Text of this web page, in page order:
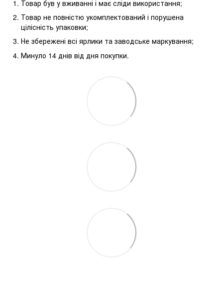
Товар був у вживанні і має сліди використання;
Товар не повністю укомплектований і порушена
цілісність упаковки;
Не збережені всі ярлики та заводське маркування;
Минуло 14 днів від дня покупки.